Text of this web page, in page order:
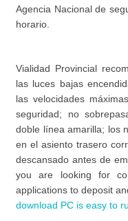
Agencia Nacional de
horario.
Vialidad Provincial
las luces bajas
las velocidades
seguridad; no
doble línea amarilla; los
en el asiento trasero
descansado antes de
you are looking for
applications to deposit
download PC is easy to